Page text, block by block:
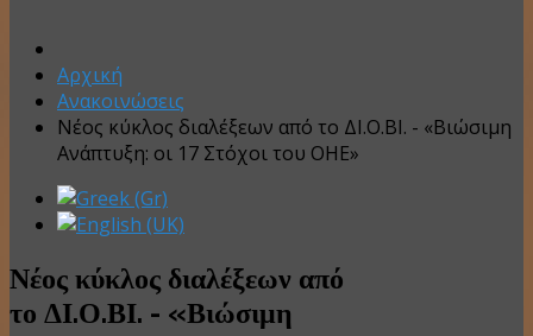
Αρχική
Ανακοινώσεις
Νέος κύκλος διαλέξεων από το ΔΙ.Ο.ΒΙ. - «Βιώσιμη
Ανάπτυξη: οι 17 Στόχοι του ΟΗΕ»
Νέος κύκλος διαλέξεων από
το ΔΙ.Ο.ΒΙ. - «Βιώσιμη